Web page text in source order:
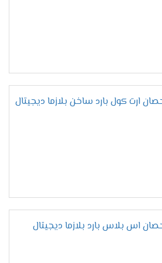
إل جي أرتيكول
التبريد الذكي بأقصى
– راحة تامة
الراحة المطلقةخلال الصيف
يأتي تكييف إل جي أرتيكول
تكييف ال جى 3 حصان ارت كول بارد ساخن بلازما ديجيتال
تكييف ال جى 3 حصان اس بلاس بارد بلازما ديجيتال